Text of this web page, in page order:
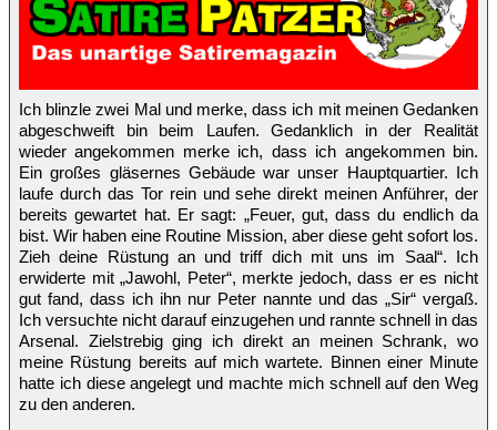
Ich blinzle zwei Mal und merke, dass ich mit meinen Gedanken
abgeschweift bin beim Laufen. Gedanklich in der Realität
wieder angekommen merke ich, dass ich angekommen bin.
Ein großes gläsernes Gebäude war unser Hauptquartier. Ich
laufe durch das Tor rein und sehe direkt meinen Anführer, der
bereits gewartet hat. Er sagt: „Feuer, gut, dass du endlich da
bist. Wir haben eine Routine Mission, aber diese geht sofort los.
Zieh deine Rüstung an und triff dich mit uns im Saal“. Ich
erwiderte mit „Jawohl, Peter“, merkte jedoch, dass er es nicht
gut fand, dass ich ihn nur Peter nannte und das „Sir“ vergaß.
Ich versuchte nicht darauf einzugehen und rannte schnell in das
Arsenal. Zielstrebig ging ich direkt an meinen Schrank, wo
meine Rüstung bereits auf mich wartete. Binnen einer Minute
hatte ich diese angelegt und machte mich schnell auf den Weg
zu den anderen.